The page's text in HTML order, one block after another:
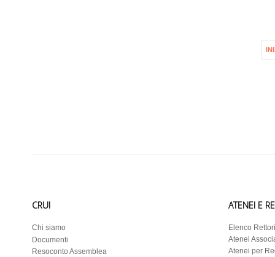
CRUI
Chi siamo
Documenti
Resoconto Assemblea
ATENEI E
Elenco Rettori
Atenei
Atenei per